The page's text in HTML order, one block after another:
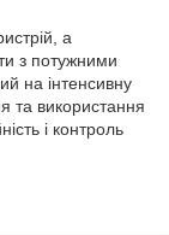
а
з потужними
на інтенсивну
та використання
і контроль